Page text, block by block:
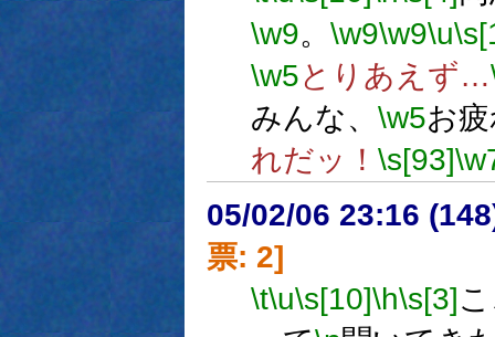
\w9。 \w9\w9\u
\w5とりあえず…
みんな、 \w5お
れだッ！ \s[93]
05/02/06 23:16
票: 2]
\t\u\s[10]\h\s[3]